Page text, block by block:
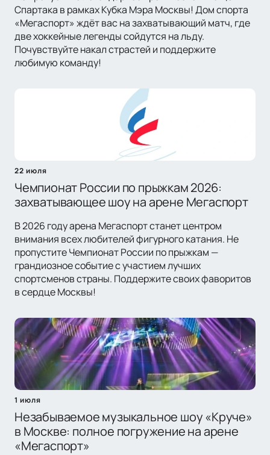
Спартака в рамках Кубка Мэра Москвы! Дом спорта
«Мегаспорт» ждёт вас на захватывающий матч, где
две хоккейные легенды сойдутся на льду.
Почувствуйте накал страстей и поддержите
любимую команду!
22 июля
Чемпионат России по прыжкам 2026:
захватывающее шоу на арене Мегаспорт
В 2026 году арена Мегаспорт станет центром
внимания всех любителей фигурного катания. Не
пропустите Чемпионат России по прыжкам —
грандиозное событие с участием лучших
спортсменов страны. Поддержите своих фаворитов
в сердце Москвы!
1 июля
Незабываемое музыкальное шоу «Круче»
в Москве: полное погружение на арене
«Мегаспорт»